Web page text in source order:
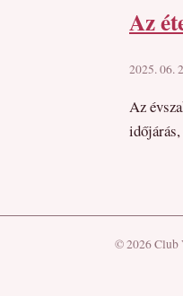
Az
2025. 06.
Az
időjárás,
© 2026 Club